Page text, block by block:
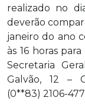
realizado no
deverão
janeiro do ano
às 16 horas
Secretaria
Galvão, 12 –
(0**83) 2106-